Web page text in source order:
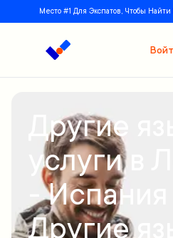
Место #1 Для Экспатов, Чтобы
Другие
услуги в
- Испания -
Другие